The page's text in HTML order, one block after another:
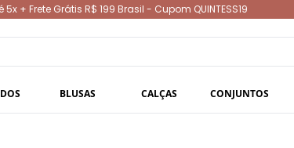
5x + Frete Grátis R$ 199 Brasil - Cupom QUINTESS19
BLUSAS CALÇAS CONJUNTOS